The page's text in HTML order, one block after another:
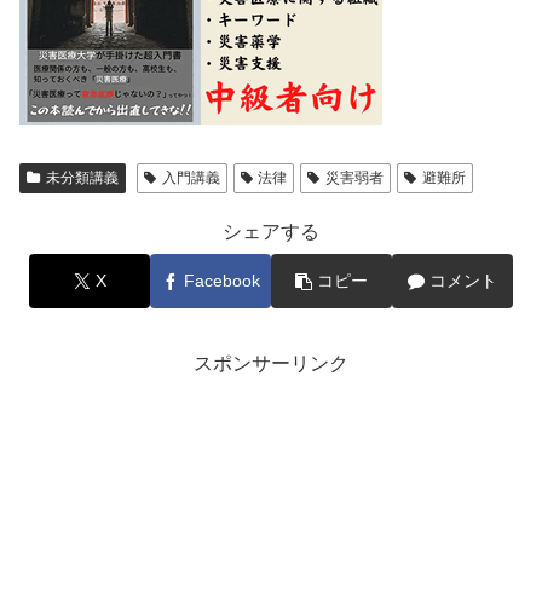
未分類講義 入門講義 法律 災害弱者 避難所
シェアする
X Facebook コピー コメント
スポンサーリンク